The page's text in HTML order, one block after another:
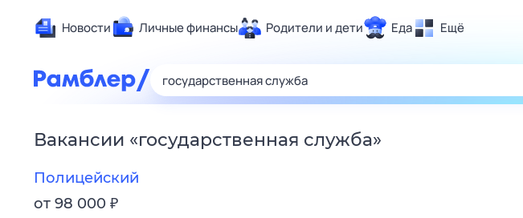
Новости Личные финансы Родители и дети Еда Ещё
Здоровье
Развлечения и отдых
Спорт
Вакансии «государственная служба»
Полицейский
от 98 000 ₽